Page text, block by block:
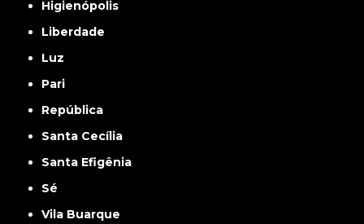
Higienópolis
Liberdade
Luz
Pari
República
Santa Cecília
Santa Efigênia
Sé
Vila Buarque